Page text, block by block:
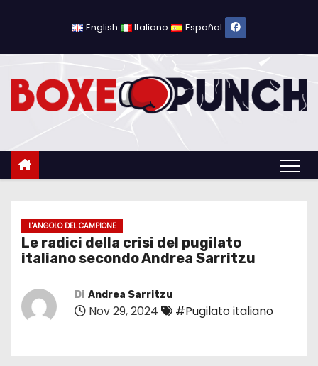
c
English Italiano Español
L'ANGOLO DEL CAMPIONE
Le radici della crisi del pugilato
italiano secondo Andrea Sarritzu
Di Andrea Sarritzu
Nov 29, 2024 #Pugilato italiano